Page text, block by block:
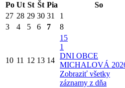
Po Ut St Št Pia So
27 28 29 30 31 1
3
4 5 6 7 8
10 11 12 13 14
15
1
DNI OBCE
MICHALOVÁ
Zobraziť všetky
záznamy z dňa